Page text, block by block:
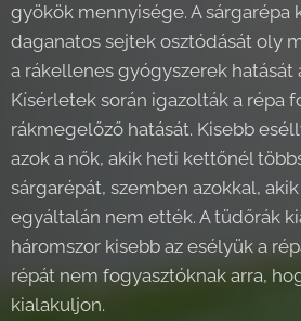
gyökök mennyisége. A sárgarépa
daganatos sejtek osztódását oly
a rákellenes gyógyszerek hatását
Kísérletek során igazolták a répa
rákmegelőző hatását. Kisebb
azok a nők, akik heti kettőnél
sárgarépát, szemben azokkal,
egyáltalán nem ették. A tüdőrák
háromszor kisebb az esélyük a
répát nem fogyasztóknak arra,
kialakuljon.